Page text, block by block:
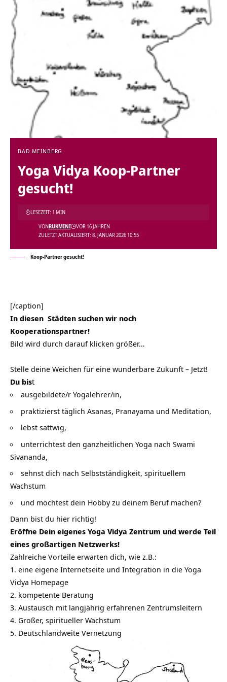
BAD MEINBERG
Yoga Vidya Koop-Partner
gesucht!
ZULETZT AKTUALISIERT: 8. JANUAR 2026 10:55
VONRUKMINI VOR 16 JAHREN
LESEZEIT: 1 MIN
Koop-Partner gesucht!
[/caption]
In diesen Städten suchen wir noch
Kooperationspartner!
Bild wird durch darauf klicken größer…
Stelle deine Weichen für eine wunderbare Zukunft – Jetzt!
Du bist
ausgebildete/r Yogalehrer/in,
praktizierst täglich Asanas, Pranayama und Meditation,
lebst sattwig,
unterrichtest den ganzheitlichen Yoga nach Swami
Sivananda,
sehnst dich nach Selbstständigkeit, spirituellem
Wachstum
und möchtest dein Hobby zu deinem Beruf machen?
Dann bist du hier richtig!
Eröffne Dein eigenes Yoga Vidya Zentrum und werde Teil
eines großartigen Netzwerks!
Zahlreiche Vorteile erwarten dich, wie z.B.:
1. eine eigene Internetseite und Integration in die Yoga
Vidya Homepage
2. kompetente Beratung
3. Austausch mit langjährig erfahrenen Zentrumsleitern
4. Großer, spiritueller Wachstum
5. Deutschlandweite Vernetzung